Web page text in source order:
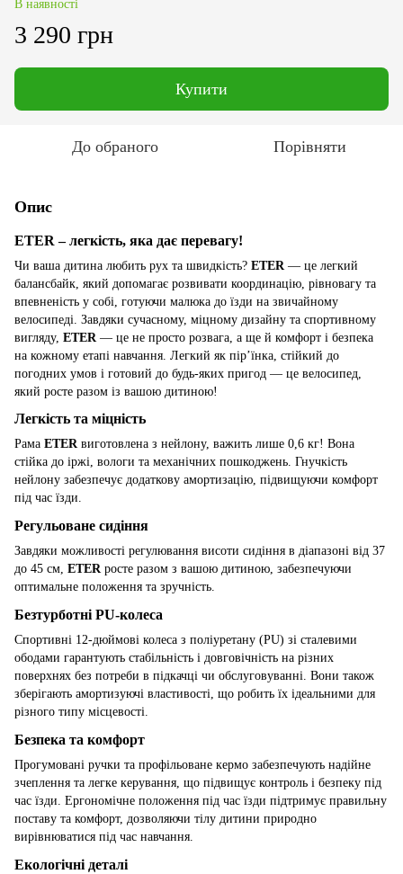
В наявності
3 290 грн
Купити
До обраного Порівняти
Опис
ETER – легкість, яка дає перевагу!
Чи ваша дитина любить рух та швидкість? ETER — це легкий
балансбайк, який допомагає розвивати координацію, рівновагу та
впевненість у собі, готуючи малюка до їзди на звичайному
велосипеді. Завдяки сучасному, міцному дизайну та спортивному
вигляду, ETER — це не просто розвага, а ще й комфорт і безпека
на кожному етапі навчання. Легкий як пір’їнка, стійкий до
погодних умов і готовий до будь-яких пригод — це велосипед,
який росте разом із вашою дитиною!
Легкість та міцність
Рама ETERвиготовлена з нейлону, важить лише 0,6 кг! Вона
стійка до іржі, вологи та механічних пошкоджень. Гнучкість
нейлону забезпечує додаткову амортизацію, підвищуючи комфорт
під час їзди.
Регульоване сидіння
Завдяки можливості регулювання висоти сидіння в діапазоні від 37
до 45 см, ETERросте разом з вашою дитиною, забезпечуючи
оптимальне положення та зручність.
Безтурботні PU-колеса
Спортивні 12-дюймові колеса з поліуретану (PU) зі сталевими
ободами гарантують стабільність і довговічність на різних
поверхнях без потреби в підкачці чи обслуговуванні. Вони також
зберігають амортизуючі властивості, що робить їх ідеальними для
різного типу місцевості.
Безпека та комфорт
Прогумовані ручки та профільоване кермо забезпечують надійне
зчеплення та легке керування, що підвищує контроль і безпеку під
час їзди. Ергономічне положення під час їзди підтримує правильну
поставу та комфорт, дозволяючи тілу дитини природно
вирівнюватися під час навчання.
Екологічні деталі